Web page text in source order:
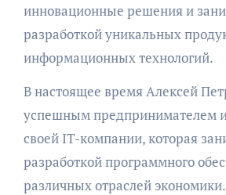
инновационные решения и
разработкой уникальных
информационных технологий.
В настоящее время Алексей
успешным предпринимателем
своей IT-компании, которая
разработкой программного
различных отраслей